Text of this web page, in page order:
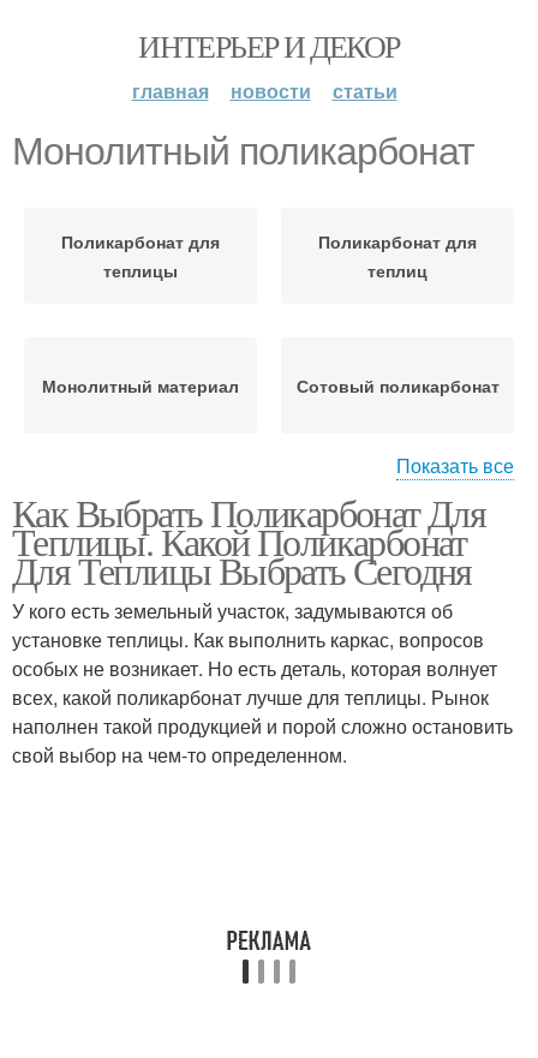
ИНТЕРЬЕР И ДЕКОР
главная новости статьи
Монолитный поликарбонат
Поликарбонат для
теплицы
Поликарбонат для
теплиц
Монолитный материал Сотовый поликарбонат
Саморезы на
поликарбонат
Показать все
Как Выбрать Поликарбонат Для
Теплицы. Какой Поликарбонат
Для Теплицы Выбрать Сегодня
У кого есть земельный участок, задумываются об
установке теплицы. Как выполнить каркас, вопросов
особых не возникает. Но есть деталь, которая волнует
всех, какой поликарбонат лучше для теплицы. Рынок
наполнен такой продукцией и порой сложно остановить
свой выбор на чем-то определенном.